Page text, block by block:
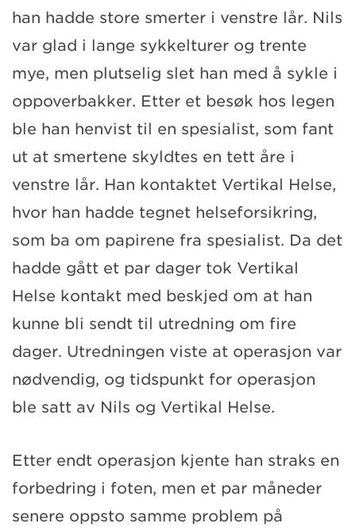
han hadde store smerter i venstre lår. Nils
var glad i lange sykkelturer og trente
mye, men plutselig slet han med å sykle i
oppoverbakker. Etter et besøk hos legen
ble han henvist til en spesialist, som fant
ut at smertene skyldtes en tett åre i
venstre lår. Han kontaktet Vertikal Helse,
hvor han hadde tegnet helseforsikring,
som ba om papirene fra spesialist. Da det
hadde gått et par dager tok Vertikal
Helse kontakt med beskjed om at han
kunne bli sendt til utredning om fire
dager. Utredningen viste at operasjon var
nødvendig, og tidspunkt for operasjon
ble satt av Nils og Vertikal Helse.
Etter endt operasjon kjente han straks en
forbedring i foten, men et par måneder
senere oppsto samme problem på